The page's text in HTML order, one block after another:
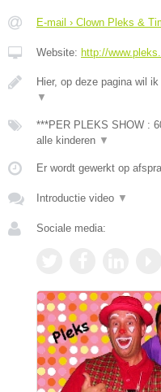
E-mail › Clown Pleks &
Website: http://
Hier, op deze pagina wil
▼
***PER PLEKS SHOW :
alle kinderen ▼
Er wordt gewerkt op
Introductie video ▼
Sociale media: